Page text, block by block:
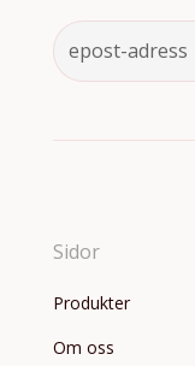
Sidor
Produkter
Om oss